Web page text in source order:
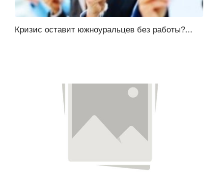
Кризис оставит южноуральцев без работы?...